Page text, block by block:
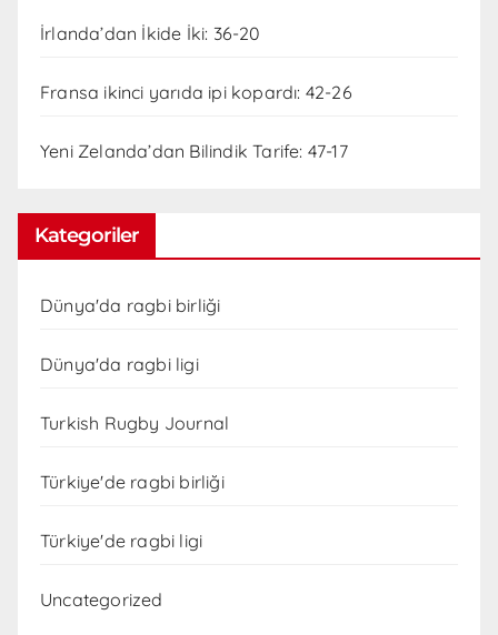
İrlanda’dan İkide İki: 36-20
Fransa ikinci yarıda ipi kopardı: 42-26
Yeni Zelanda’dan Bilindik Tarife: 47-17
Kategoriler
Dünya'da ragbi birliği
Dünya'da ragbi ligi
Turkish Rugby Journal
Türkiye'de ragbi birliği
Türkiye'de ragbi ligi
Uncategorized